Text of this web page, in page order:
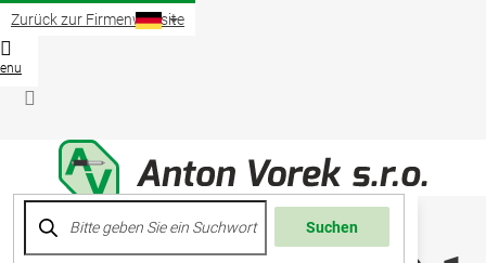
Zum
Inhalt
Zurück zur Firmenwebsite
Suchen
Login